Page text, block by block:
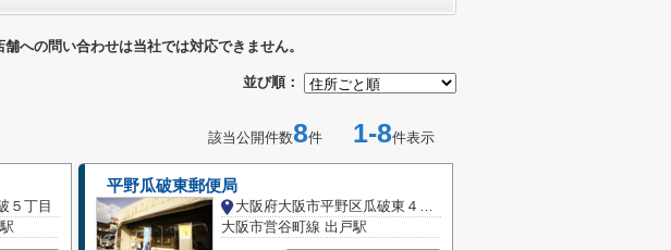
への問い合わせは当社では対応できません。
並び順：
該当公開件数8件 1-8件表示
５丁目
平野瓜破東郵便局
大阪府大阪市平野区瓜破東４丁目
大阪市営谷町線 出戸駅